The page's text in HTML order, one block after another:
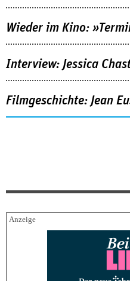
Wieder im Kino:
Interview: Jessica
Filmgeschichte: Jean